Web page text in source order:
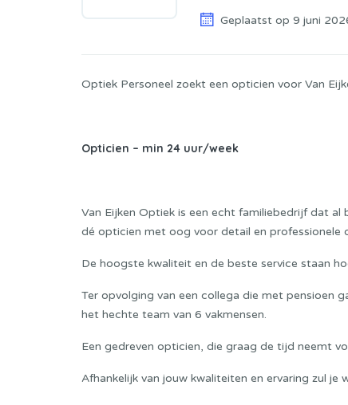
Geplaatst op 9 juni
Optiek Personeel zoekt een opticien voor Van
Opticien – min 24 uur/week
Van Eijken Optiek is een echt familiebedrijf dat
dé opticien met oog voor detail en professionele
De hoogste kwaliteit en de beste service staan
Ter opvolging van een collega die met pensioen
het hechte team van 6 vakmensen.
Een gedreven opticien, die graag de tijd neemt
Afhankelijk van jouw kwaliteiten en ervaring zul je